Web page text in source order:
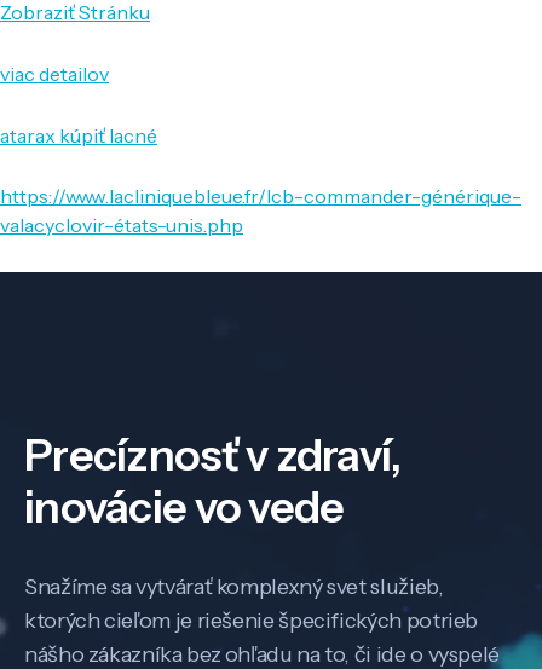
Zobraziť Stránku
viac detailov
atarax kúpiť lacné
https://www.lacliniquebleue.fr/lcb-commander-générique-
valacyclovir-états-unis.php
Precíznosť v zdraví,
inovácie vo vede
Snažíme sa vytvárať komplexný svet služieb,
ktorých cieľom je riešenie špecifických potrieb
nášho zákazníka bez ohľadu na to, či ide o vyspelé